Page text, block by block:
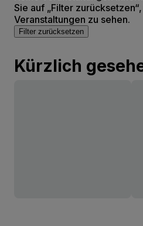
Sie auf „Filter
Veranstaltungen zu sehen.
Filter zurücksetzen
Kürzlich